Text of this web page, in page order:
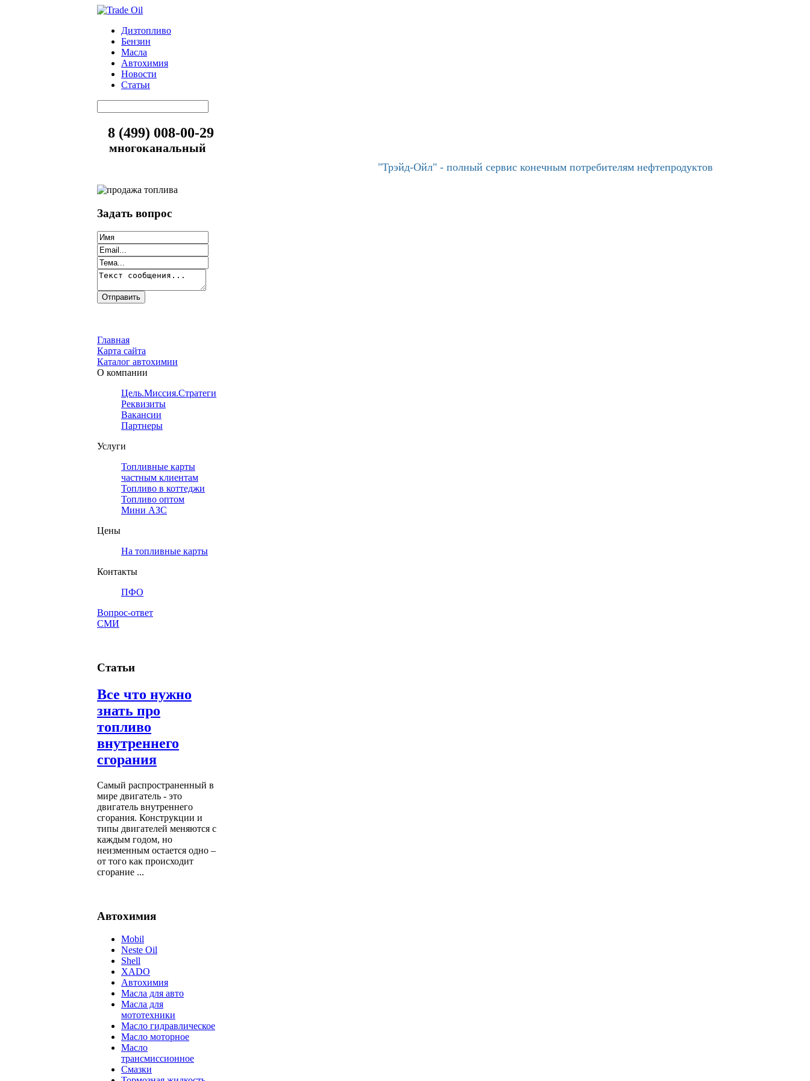
Дизтопливо
Бензин
Масла
Автохимия
Новости
Статьи
8 (499) 008-00-29
многоканальный
"Трэйд-Ойл" - полный сервис конечным потребителям нефтепродуктов
Задать вопрос
Главная
Карта сайта
Каталог автохимии
О компании
Цель.Миссия.Стратегия.
Реквизиты
Вакансии
Партнеры
Услуги
Топливные карты
частным клиентам
Топливо в коттеджи
Топливо оптом
Мини АЗС
Цены
На топливные карты
Контакты
ПФО
Вопрос-ответ
СМИ
Статьи
Все что нужно
знать про
топливо
внутреннего
сгорания
Самый распространенный в
мире двигатель - это
двигатель внутреннего
сгорания. Конструкции и
типы двигателей меняются с
каждым годом, но
неизменным остается одно –
от того как происходит
сгорание ...
Автохимия
Mobil
Neste Oil
Shell
XADO
Автохимия
Масла для авто
Масла для
мототехники
Масло гидравлическое
Масло моторное
Масло
трансмиссионное
Смазки